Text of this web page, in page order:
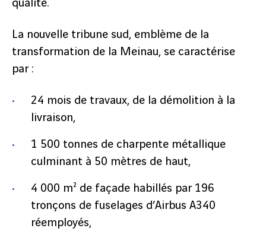
qualité.
La nouvelle tribune sud, emblème de la
transformation de la Meinau, se caractérise
par :
24 mois de travaux, de la démolition à la
livraison,
1 500 tonnes de charpente métallique
culminant à 50 mètres de haut,
4 000 m² de façade habillés par 196
tronçons de fuselages d’Airbus A340
réemployés,